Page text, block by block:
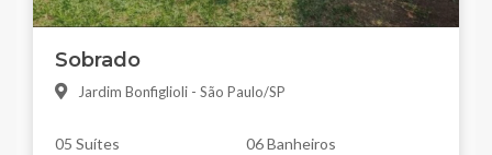
Sobrado
Jardim Bonfiglioli - São Paulo/SP
05 Suítes 06 Banheiros